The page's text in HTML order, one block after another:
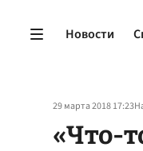
Новости
29 марта 2018 17:23
«Что-